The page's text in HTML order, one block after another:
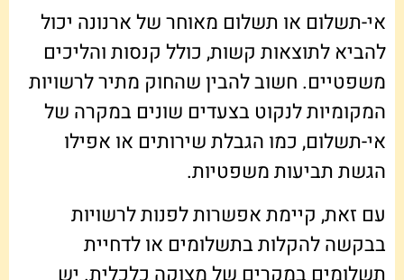
אי-תשלום או תשלום מאוחר של ארנונה יכול
להביא לתוצאות קשות, כולל קנסות והליכים
משפטיים. חשוב להבין שהחוק מתיר לרשויות
המקומיות לנקוט בצעדים שונים במקרה של
אי-תשלום, כמו הגבלת שירותים או אפילו
הגשת תביעות משפטיות.
עם זאת, קיימת אפשרות לפנות לרשויות
בבקשה להקלות בתשלומים או לדחיית
תשלומים במקרים של מצוקה כלכלית. יש